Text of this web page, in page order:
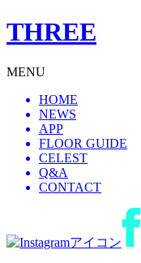
THREE
MENU
HOME
NEWS
APP
FLOOR GUIDE
CELEST
Q&A
CONTACT